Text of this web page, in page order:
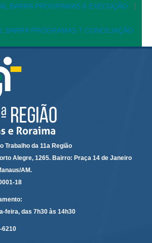
a 2000
a 2010
do Trabalho de Manaus-AM
do Trabalho de Boa Vista-RR (1999 a 2006)
do Trabalho do interior do Estado do
2004)
AM (1994 a 2000)
(1995 a 2005)
a 2004)
a 2005)
|
Trabalho da 11a Região
Alegre, 1265. Bairro: Praça 14 de Janeiro
AM.
18
feira, das 7h30 às 14h30
6210